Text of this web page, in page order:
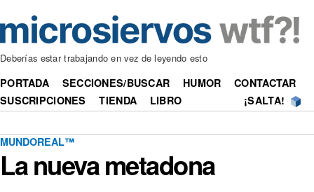
Deberías estar trabajando en vez de leyendo esto
PORTADA SECCIONES/BUSCAR HUMOR
CONTACTAR
SUSCRIPCIONES
TIENDA LIBRO ¡SALTA!
MUNDOREAL™
La nueva metadona